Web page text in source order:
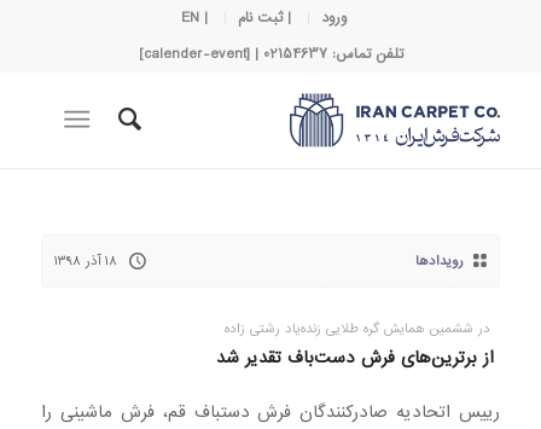
ورود | ثبت نام
| EN
تلفن تماس: 02154637 | [calender-event]
رویدادها ۱۸ آذر ۱۳۹۸
در ششمین همایش گره طلایی زنده‌یاد رشتی زاده
از برترین‌های فرش دست‌باف تقدیر شد
رییس اتحادیه صادرکنندگان فرش دستباف قم، فرش ماشینی را